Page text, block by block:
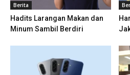
Berita
Hadits Larangan Makan dan
Minum Sambil Berdiri